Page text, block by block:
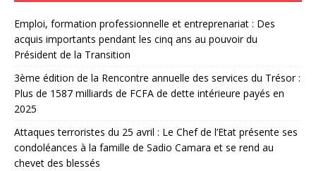
Emploi, formation professionnelle et entreprenariat : Des
acquis importants pendant les cinq ans au pouvoir du
Président de la Transition
3ème édition de la Rencontre annuelle des services du Trésor :
Plus de 1587 milliards de FCFA de dette intérieure payés en
2025
Attaques terroristes du 25 avril : Le Chef de l’Etat présente ses
condoléances à la famille de Sadio Camara et se rend au
chevet des blessés